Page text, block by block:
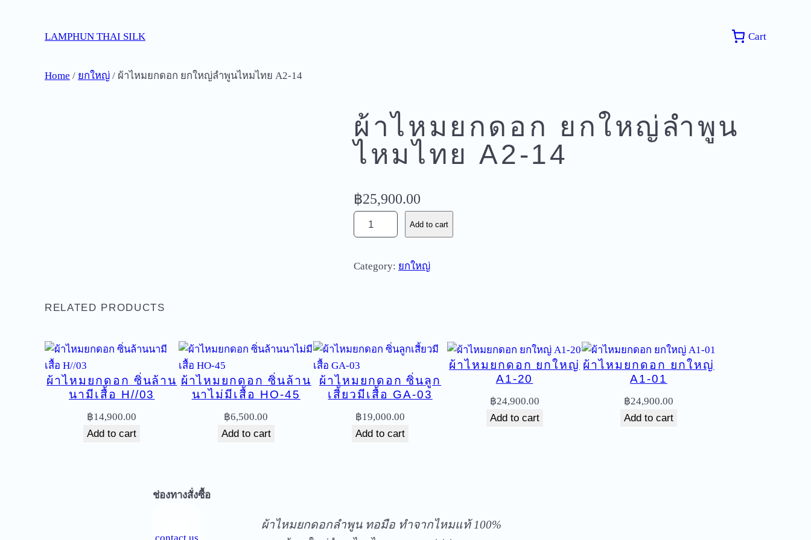
LAMPHUN THAI SILK Cart
Home / ยกใหญ่ / ผ้าไหมยกดอก ยกใหญ่ลำพูนไหมไทย A2-14
ผ้าไหมยกดอก ยกใหญ่ลำพูน
ไหมไทย A2-14
฿25,900.00
า
ห
อ
ก
ย
ก
ใ
ห
ห
Add to cart
Category: ยกใหญ่
RELATED PRODUCTS
ผ้าไหมยกดอก ซิ่นล้าน
นามีเสื้อ H//03
฿14,900.00
Add to cart
ผ้าไหมยกดอก ซิ่นล้าน
นาไม่มีเสื้อ HO-45
฿6,500.00
Add to cart
ผ้าไหมยกดอก ซิ่นลูก
เสี้ยวมีเสื้อ GA-03
฿19,000.00
Add to cart
ผ้าไหมยกดอก ยกใหญ่
A1-20
฿24,900.00
Add to cart
ผ้าไหมยกดอก ยกใหญ่
A1-01
฿24,900.00
Add to cart
ช่องทางสั่งซื้อ
contact us
ผ้าไหมยกดอกลำพูน ทอมือ ทำจากไหมแท้ 100%